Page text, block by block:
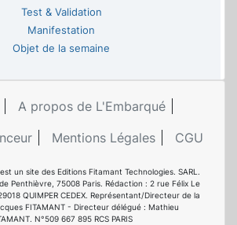
Test & Validation
Manifestation
Objet de la semaine
A propos de L'Embarqué
Mentions Légales CGU
un site des Editions Fitamant Technologies. SARL.
Penthièvre, 75008 Paris. Rédaction : 2 rue Félix Le
QUIMPER CEDEX. Représentant/Directeur de la
FITAMANT - Directeur délégué : Mathieu
N°509 667 895 RCS PARIS